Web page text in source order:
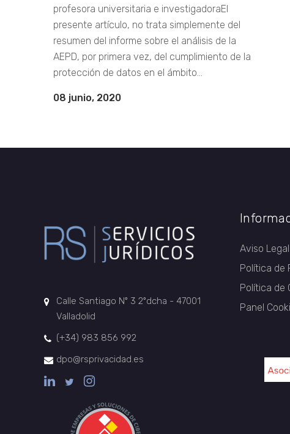
profesora universitaria e investigadoraEl
presente artículo, no trata simplemente del
resumen del informe sobre el análisis de la
AEPD, por primera vez, del cumplimiento de la
protección de datos en el ámbito...
08 junio, 2020
Calle Santiago Nº 3 2ºdcha - 47001
Valladolid
(+34) 983 856 992
dpo@rsprivacidad.es
Aviso Legal
Política de
Política de
Panel